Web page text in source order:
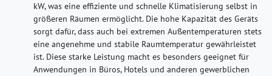
kW, was eine effiziente und schnelle Klimatisierung selbst in
größeren Räumen ermöglicht. Die hohe Kapazität des Geräts
sorgt dafür, dass auch bei extremen Außentemperaturen stets
eine angenehme und stabile Raumtemperatur gewährleistet
ist. Diese starke Leistung macht es besonders geeignet für
Anwendungen in Büros, Hotels und anderen gewerblichen